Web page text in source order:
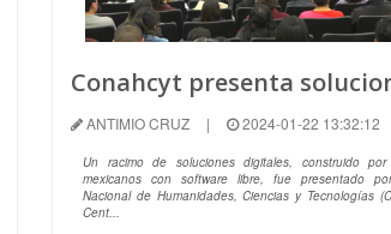
ANTIMIO CRUZ | 2024-01-22 13:32:12
Un racimo de soluciones digitales, construido por
mexicanos con software libre, fue presentado
Nacional de Humanidades, Ciencias y Tecnologías
Cent...